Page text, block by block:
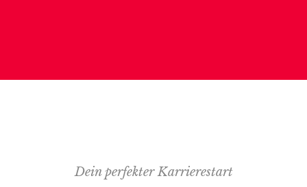
Dein perfekter Karrierestart